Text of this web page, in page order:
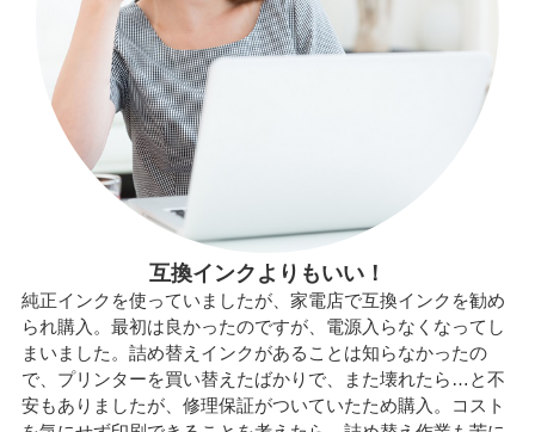
互換インクよりもいい！
純正インクを使っていましたが、家電店で互換インクを勧め
られ購入。最初は良かったのですが、電源入らなくなってし
まいました。詰め替えインクがあることは知らなかったの
で、プリンターを買い替えたばかりで、また壊れたら…と不
安もありましたが、修理保証がついていたため購入。コスト